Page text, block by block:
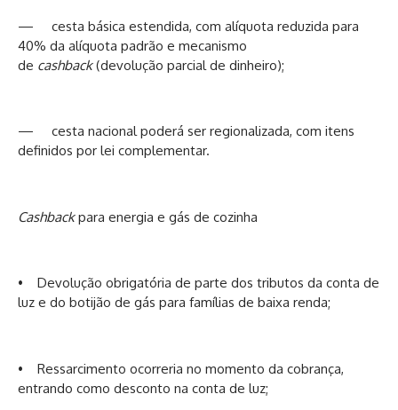
— cesta básica estendida, com alíquota reduzida para
40% da alíquota padrão e mecanismo
de cashback(devolução parcial de dinheiro);
— cesta nacional poderá ser regionalizada, com itens
definidos por lei complementar.
Cashbackpara energia e gás de cozinha
• Devolução obrigatória de parte dos tributos da conta de
luz e do botijão de gás para famílias de baixa renda;
• Ressarcimento ocorreria no momento da cobrança,
entrando como desconto na conta de luz;